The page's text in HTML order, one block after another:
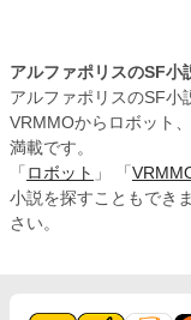
アルファポリスのSF小
アルファポリスのSF小
VRMMOからロボット
満載です。
「 ロボット 」 「
小説を探すこともでき
さい。